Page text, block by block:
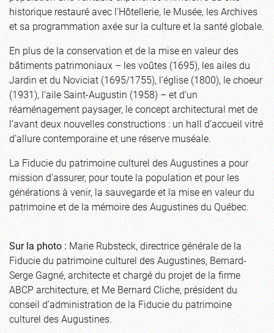
historique restauré avec l’Hôtellerie, le Musée, les Archives
et sa programmation axée sur la culture et la santé globale.
En plus de la conservation et de la mise en valeur des
bâtiments patrimoniaux – les voûtes (1695), les ailes du
Jardin et du Noviciat (1695/1755), l’église (1800), le choeur
(1931), l’aile Saint-Augustin (1958) – et d’un
réaménagement paysager, le concept architectural met de
l’avant deux nouvelles constructions : un hall d’accueil vitré
d’allure contemporaine et une réserve muséale.
La Fiducie du patrimoine culturel des Augustines a pour
mission d’assurer, pour toute la population et pour les
générations à venir, la sauvegarde et la mise en valeur du
patrimoine et de la mémoire des Augustines du Québec.
Sur la photo :Marie Rubsteck, directrice générale de la
Fiducie du patrimoine culturel des Augustines, Bernard-
Serge Gagné, architecte et chargé du projet de la firme
ABCP architecture, et Me Bernard Cliche, président du
conseil d’administration de la Fiducie du patrimoine
culturel des Augustines.